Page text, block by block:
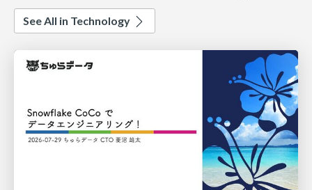
See All in Technology